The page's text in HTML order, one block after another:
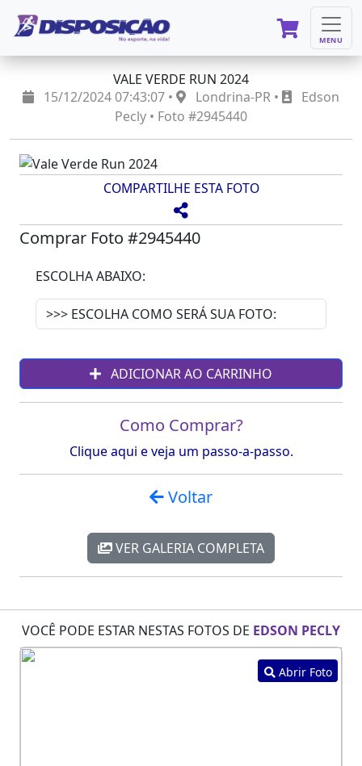
MENU
VALE VERDE RUN 2024
15/12/2024 07:43:07 •
Londrina-PR •
Edson
Pecly • Foto #2945440
COMPARTILHE ESTA FOTO
Comprar Foto #2945440
ESCOLHA ABAIXO:
ADICIONAR AO CARRINHO
Como Comprar?
Clique aqui e veja um passo-a-passo.
Voltar
VER GALERIA COMPLETA
VOCÊ PODE ESTAR NESTAS FOTOS DE EDSON PECLY
Abrir Foto